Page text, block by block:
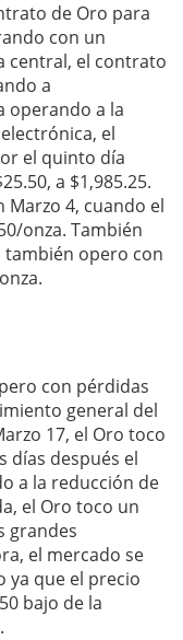
de Oro para
con un
central, el contrato
a
operando a la
el
el quinto día
a $1,985.25.
Marzo 4, cuando el
onza. También
también opero con
con pérdidas
general del
17, el Oro toco
días después el
a la reducción de
el Oro toco un
grandes
el mercado se
ya que el precio
bajo de la